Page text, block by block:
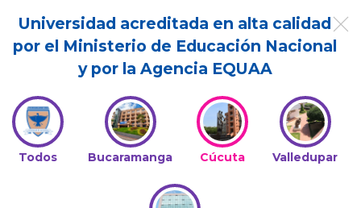
Universidad acreditada en alta calidad
por el Ministerio de Educación Nacional
y por la Agencia EQUAA
Todos Bucaramanga Cúcuta Valledupar